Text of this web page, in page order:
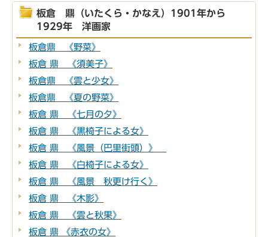
板倉 鼎（いたくら・かなえ）1901年から
1929年 洋画家
板倉鼎 《野菜》
板倉 鼎 《須美子》
板倉鼎 《雲と少女》
板倉鼎 《夏の野菜》
板倉 鼎 《七月の夕》
板倉 鼎 《黒椅子による女》
板倉 鼎 《風景（巴里街頭）》
板倉 鼎 《白椅子による女》
板倉 鼎 《風景 秋更け行く》
板倉 鼎 《木影》
板倉 鼎 《雲と秋果》
板倉 鼎 《赤衣の女》